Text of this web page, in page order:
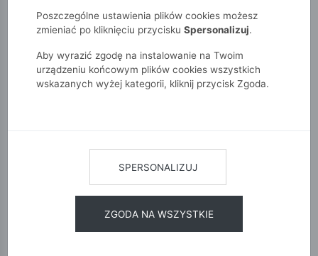
NOWOŚCI
To tutaj bije serce 5.10.15! W kategorii Nowości znajdziesz
najświeższe propozycje prosto z naszej pracowni projektowej.
To miejsce, w którym najnowsze trendy w modzie dziecięcej
Poszczególne ustawienia plików cookies możesz
zmieniać po kliknięciu przycisku Spersonalizuj.
Aby wyrazić zgodę na instalowanie na Twoim
urządzeniu końcowym plików cookies wszystkich
wskazanych wyżej kategorii, kliknij przycisk Zgoda.
SPERSONALIZUJ
ZGODA NA WSZYSTKIE